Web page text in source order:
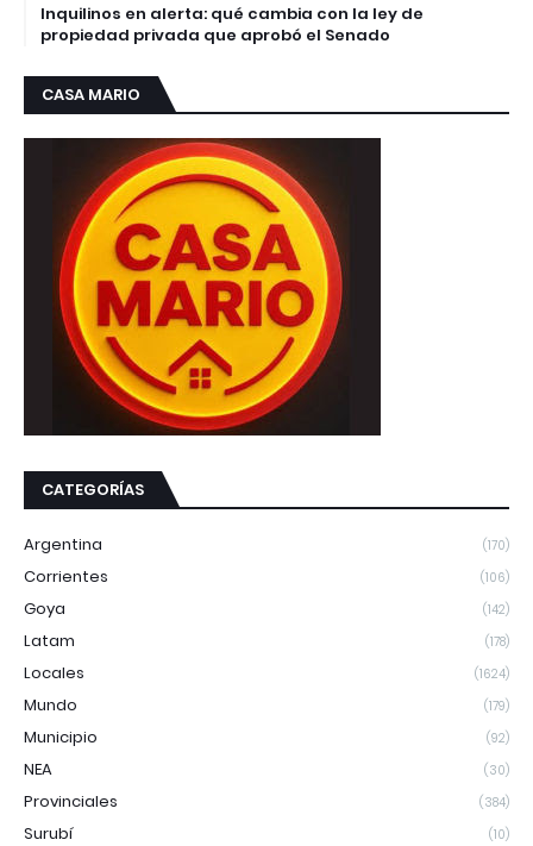
Inquilinos en alerta: qué cambia con la ley de
propiedad privada que aprobó el Senado
CASA MARIO
CATEGORÍAS
Argentina (170)
Corrientes (106)
Goya (142)
Latam (178)
Locales (1624)
Mundo (179)
Municipio (92)
NEA (30)
Provinciales (384)
Surubí (10)